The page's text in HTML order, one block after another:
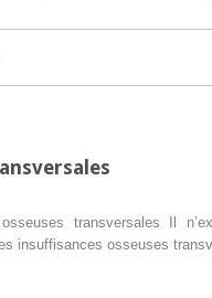
transversales Il
insuffisances osseuses